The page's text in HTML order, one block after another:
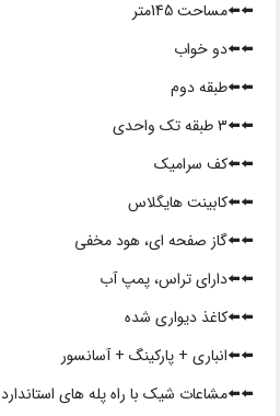
⬅️⬅️مساحت 145متر
⬅️⬅️دو خواب
⬅️⬅️طبقه دوم
⬅️⬅️3 طبقه تک واحدی
⬅️⬅️کف سرامیک
⬅️⬅️کابینت هایگلاس
⬅️⬅️گاز صفحه ای، هود مخفی
⬅️⬅️دارای تراس، پمپ آب
⬅️⬅️کاغذ دیواری شده
⬅️⬅️انباری + پارکینگ + آسانسور
⬅️⬅️مشاعات شیک با راه پله های استاندارد